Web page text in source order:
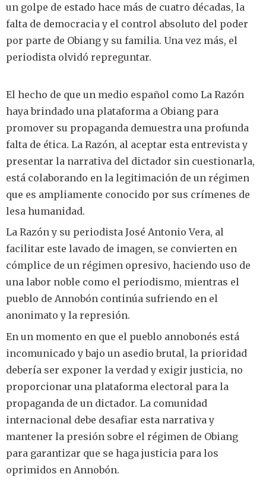
un golpe de estado hace más de cuatro décadas, la
falta de democracia y el control absoluto del poder
por parte de Obiang y su familia. Una vez más, el
periodista olvidó repreguntar.
El hecho de que un medio español como La Razón
haya brindado una plataforma a Obiang para
promover su propaganda demuestra una profunda
falta de ética. La Razón, al aceptar esta entrevista y
presentar la narrativa del dictador sin cuestionarla,
está colaborando en la legitimación de un régimen
que es ampliamente conocido por sus crímenes de
lesa humanidad.
La Razón y su periodista José Antonio Vera, al
facilitar este lavado de imagen, se convierten en
cómplice de un régimen opresivo, haciendo uso de
una labor noble como el periodismo, mientras el
pueblo de Annobón continúa sufriendo en el
anonimato y la represión.
En un momento en que el pueblo annobonés está
incomunicado y bajo un asedio brutal, la prioridad
debería ser exponer la verdad y exigir justicia, no
proporcionar una plataforma electoral para la
propaganda de un dictador. La comunidad
internacional debe desafiar esta narrativa y
mantener la presión sobre el régimen de Obiang
para garantizar que se haga justicia para los
oprimidos en Annobón.